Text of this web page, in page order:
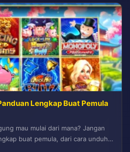
Lengkap Buat Pemula
mau mulai dari mana? Jangan
buat pemula, dari cara unduh,